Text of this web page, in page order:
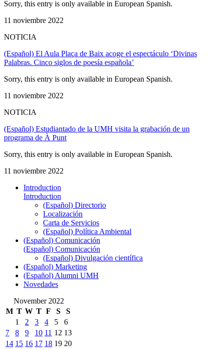
Sorry, this entry is only available in European Spanish.
11 noviembre 2022
NOTICIA
(Español) El Aula Plaça de Baix acoge el espectáculo ‘Divinas
Palabras. Cinco siglos de poesía española’
Sorry, this entry is only available in European Spanish.
11 noviembre 2022
NOTICIA
(Español) Estudiantado de la UMH visita la grabación de un
programa de À Punt
Sorry, this entry is only available in European Spanish.
11 noviembre 2022
Introduction
Introduction
(Español) Directorio
Localización
Carta de Servicios
(Español) Política Ambiental
(Español) Comunicación
(Español) Comunicación
(Español) Divulgación científica
(Español) Marketing
(Español) Alumni UMH
Novedades
November 2022
M T W T F S
S
1
2 3 4 5
6
7
8 9 10 11 12 13
14 15 16 17 18 19 20